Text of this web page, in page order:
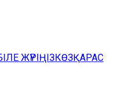
ЖҮРІҢІЗКӨЗҚАРАС